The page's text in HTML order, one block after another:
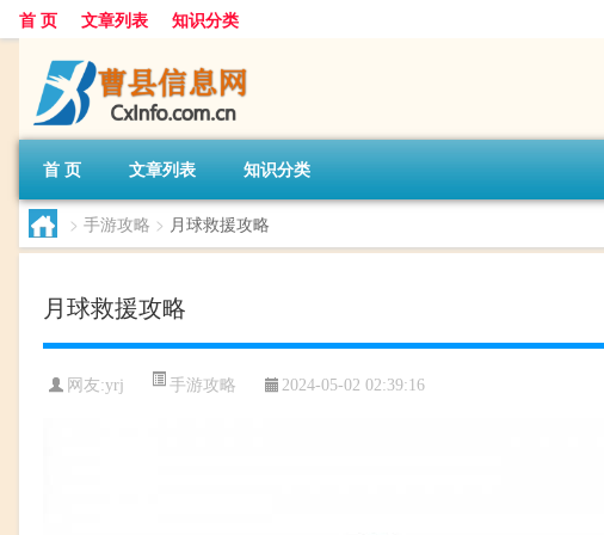
首 页 文章列表 知识分类
首 页 文章列表 知识分类
> 手游攻略 > 月球救援攻略
月球救援攻略
网友:yrj 手游攻略 2024-05-02 02:39:16